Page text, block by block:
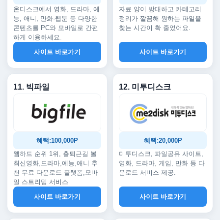
온디스크에서 영화, 드라마, 예
능, 애니, 만화·웹툰 등 다양한
콘텐츠를 PC와 모바일로 간편
하게 이용하세요.
사이트 바로가기
자료 양이 방대하고 카테고리
정리가 깔끔해 원하는 파일을
찾는 시간이 확 줄었어요.
사이트 바로가기
11. 빅파일
혜택:100,000P
웹하드 순위 1위, 출퇴근길 볼
최신영화,드라마,예능,애니 추
천 무료 다운로드 플랫폼,모바
일 스트리밍 서비스
사이트 바로가기
12. 미투디스크
혜택:20,000P
미투디스크, 파일공유 사이트,
영화, 드라마, 게임, 만화 등 다
운로드 서비스 제공.
사이트 바로가기